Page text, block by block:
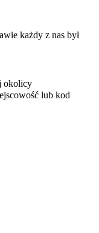
każdy z nas był
okolicy
lub kod